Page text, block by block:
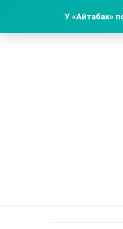
У «Айтабак»